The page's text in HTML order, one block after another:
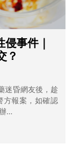
事件｜
？
迷昏網友後，趁
方報案，如確認
...